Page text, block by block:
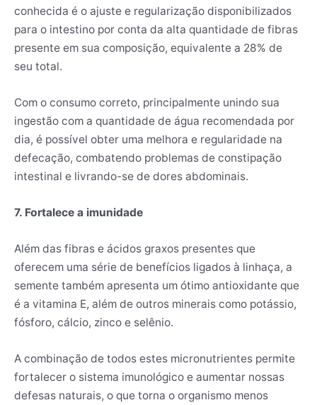
conhecida é o ajuste e regularização disponibilizados
para o intestino por conta da alta quantidade de fibras
presente em sua composição, equivalente a 28% de
seu total.
Com o consumo correto, principalmente unindo sua
ingestão com a quantidade de água recomendada por
dia, é possível obter uma melhora e regularidade na
defecação, combatendo problemas de constipação
intestinal e livrando-se de dores abdominais.
7. Fortalece a imunidade
Além das fibras e ácidos graxos presentes que
oferecem uma série de benefícios ligados à linhaça, a
semente também apresenta um ótimo antioxidante que
é a vitamina E, além de outros minerais como potássio,
fósforo, cálcio, zinco e selênio.
A combinação de todos estes micronutrientes permite
fortalecer o sistema imunológico e aumentar nossas
defesas naturais, o que torna o organismo menos